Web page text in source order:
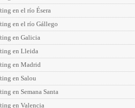
en el río Ésera
en el río Gállego
en Galicia
en Lleida
en Madrid
en Salou
en Semana Santa
en Valencia